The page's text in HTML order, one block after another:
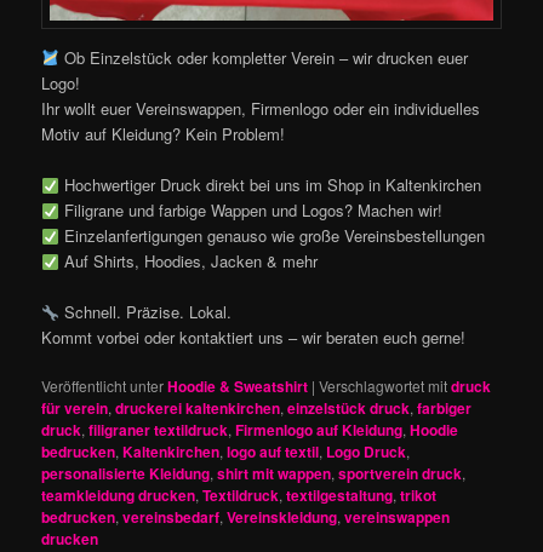
Ob Einzelstück oder kompletter Verein – wir drucken euer
Logo!
Ihr wollt euer Vereinswappen, Firmenlogo oder ein individuelles
Motiv auf Kleidung? Kein Problem!
Hochwertiger Druck direkt bei uns im Shop in Kaltenkirchen
Filigrane und farbige Wappen und Logos? Machen wir!
Einzelanfertigungen genauso wie große Vereinsbestellungen
Auf Shirts, Hoodies, Jacken & mehr
Schnell. Präzise. Lokal.
Kommt vorbei oder kontaktiert uns – wir beraten euch gerne!
Veröffentlicht unterHoodie & Sweatshirt |Verschlagwortet mitdruck
für verein,druckerei kaltenkirchen,einzelstück druck,farbiger
druck,filigraner textildruck,Firmenlogo auf Kleidung,Hoodie
bedrucken,Kaltenkirchen,logo auf textil, Logo Druck,
personalisierte Kleidung,shirt mit wappen,sportverein druck,
teamkleidung drucken,Textildruck,textilgestaltung,trikot
bedrucken,vereinsbedarf,Vereinskleidung,vereinswappen
drucken